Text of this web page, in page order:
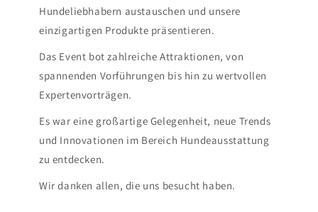
Hundeliebhabern austauschen und unsere
einzigartigen Produkte präsentieren.
Das Event bot zahlreiche Attraktionen, von
spannenden Vorführungen bis hin zu wertvollen
Expertenvorträgen.
Es war eine großartige Gelegenheit, neue Trends
und Innovationen im Bereich Hundeausstattung
zu entdecken.
Wir danken allen, die uns besucht haben.